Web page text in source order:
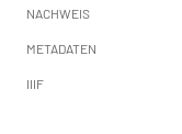
NACHWEIS
METADATEN
IIIF